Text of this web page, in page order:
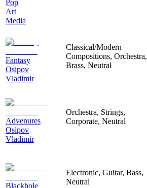
Pop
Art
Media
Fantasy
Osipov
Vladimir
Classical/Modern
Compositions, Orchestra,
Brass, Neutral
Advenures
Osipov
Vladimir
Orchestra, Strings,
Corporate, Neutral
Blackhole
Electronic, Guitar, Bass,
Neutral